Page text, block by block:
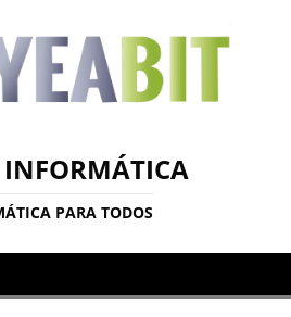
PARA TODOS